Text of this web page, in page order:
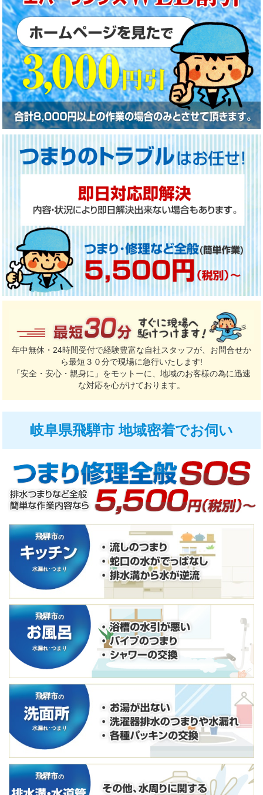
年中無休・24時間受付で経験豊富な自社スタッフが、お問合せか
ら最短３０分で現場に急行いたします!
「安全・安心・親身に」をモットーに、地域のお客様の為に迅速
な対応を心がけております。
岐阜県飛騨市 地域密着でお伺い
飛騨市の
水漏れ･つまり
飛騨市の
水漏れ･つまり
飛騨市の
水漏れ･つまり
飛騨市の